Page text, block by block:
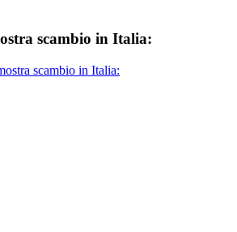
scambio in Italia:
scambio in Italia: